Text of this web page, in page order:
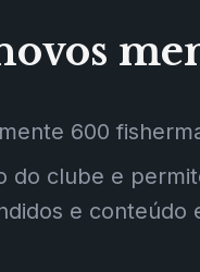
600
do clube e
e conteúdo